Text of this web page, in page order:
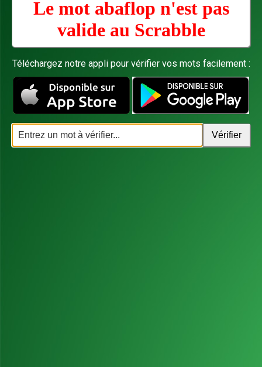
Le mot abaflop n'est pas
valide au Scrabble
Téléchargez notre appli pour vérifier vos mots facilement :